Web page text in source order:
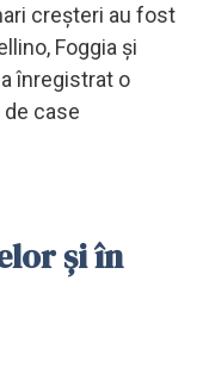
creșteri au fost
Foggia și
înregistrat o
case
și în